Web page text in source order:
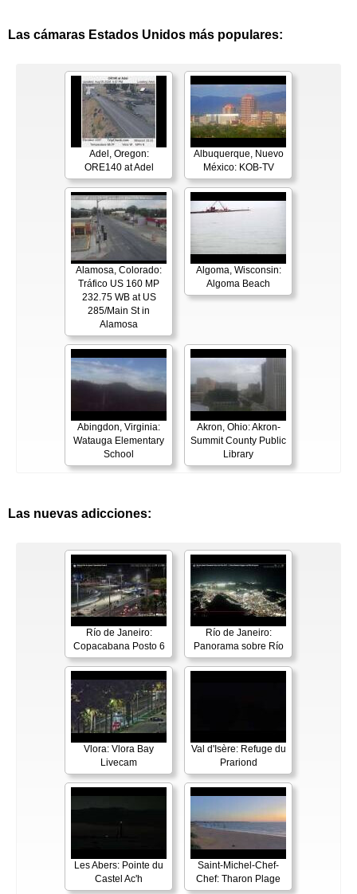
Las cámaras Estados Unidos más populares:
Adel, Oregon:
ORE140 at Adel
Albuquerque, Nuevo
México: KOB-TV
Alamosa, Colorado:
Tráfico US 160 MP
232.75 WB at US
285/Main St in
Alamosa
Algoma, Wisconsin:
Algoma Beach
Abingdon, Virginia:
Watauga Elementary
School
Akron, Ohio: Akron-
Summit County Public
Library
Las nuevas adicciones:
Río de Janeiro:
Copacabana Posto 6
Río de Janeiro:
Panorama sobre Río
Vlora: Vlora Bay
Livecam
Val d'Isère: Refuge du
Prariond
Les Abers: Pointe du
Castel Ac'h
Saint-Michel-Chef-
Chef: Tharon Plage